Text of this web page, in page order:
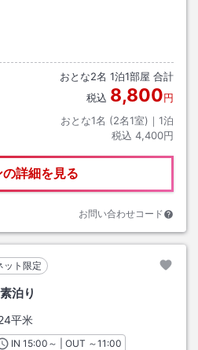
おとな2名 1泊1部屋 合計
税込 8,800円
おとな1名 (2名1室)｜ 1泊
税込 4,400円
の詳細を見る
お問い合わせコード
ット限定
泊り
平米
INチェックイン
15:00 ～ | OUT チェックアウト
～11:00